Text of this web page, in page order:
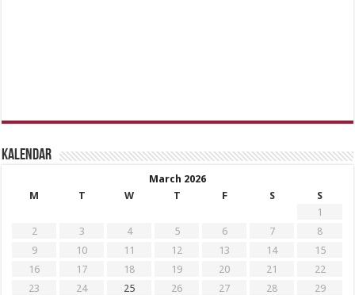
Kalendar
March 2026
M
T W T F S
S
1
2
3 4 5 6 7
8
9
10 11 12 13 14
15
16
17 18 19 20 21
22
23
24 25 26 27 28
29